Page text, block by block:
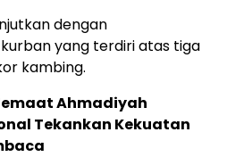
dengan
yang terdiri atas tiga
kambing.
Ahmadiyah
Tekankan Kekuatan